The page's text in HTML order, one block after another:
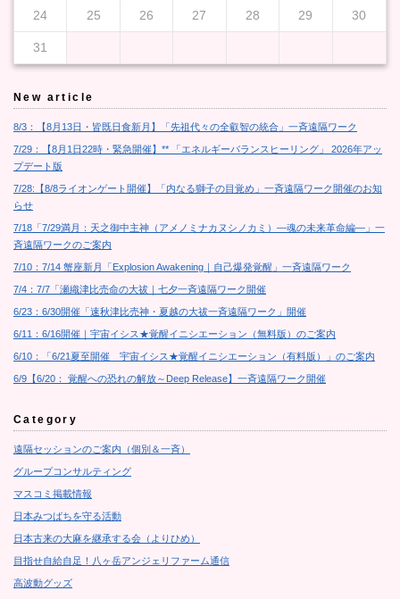
24 25 26 27 28 29 30
31
New article
8/3：【8月13日・皆既日食新月】「先祖代々の全叡智の統合」一斉遠隔ワーク
7/29：【8月1日22時・緊急開催】** 「エネルギーバランスヒーリング」 2026年アッ
プデート版
7/28:【8/8ライオンゲート開催】「内なる獅子の目覚め」一斉遠隔ワーク開催のお知
らせ
7/18「7/29満月：天之御中主神（アメノミナカヌシノカミ）―魂の未来革命編―」一
斉遠隔ワークのご案内
7/10：7/14 蟹座新月「Explosion Awakening｜自己爆発覚醒」一斉遠隔ワーク
7/4：7/7「瀬織津比売命の大祓｜七夕一斉遠隔ワーク開催
6/23：6/30開催「速秋津比売神・夏越の大祓一斉遠隔ワーク」開催
6/11：6/16開催｜宇宙イシス★覚醒イニシエーション（無料版）のご案内
6/10：「6/21夏至開催 宇宙イシス★覚醒イニシエーション（有料版）」のご案内
6/9【6/20： 覚醒への恐れの解放～Deep Release】一斉遠隔ワーク開催
Category
遠隔セッションのご案内（個別＆一斉）
グループコンサルティング
マスコミ掲載情報
日本みつばちを守る活動
日本古来の大麻を継承する会（よりひめ）
目指せ自給自足！八ヶ岳アンジェリファーム通信
高波動グッズ